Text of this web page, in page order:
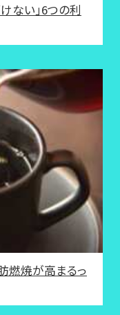
ない」6つの利
燃焼が高まるっ